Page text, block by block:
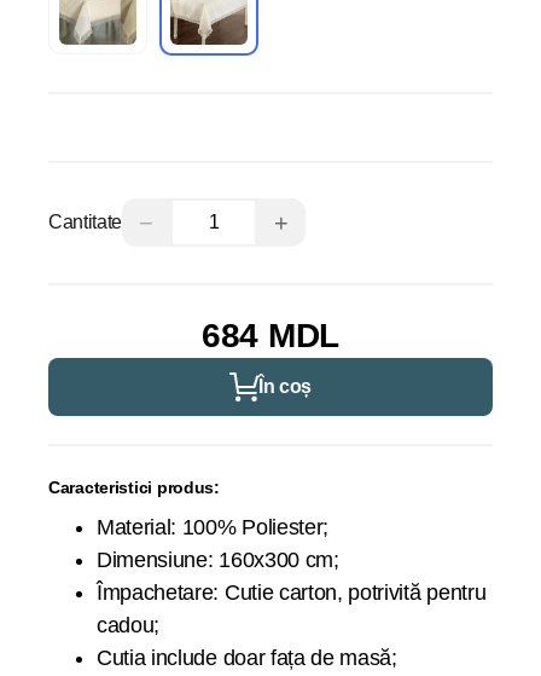
Cantitate − +
684 MDL
În coș
Caracteristici produs:
Material: 100% Poliester;
Dimensiune: 160x300 cm;
Împachetare: Cutie carton, potrivită pentru
cadou;
Cutia include doar fața de masă;